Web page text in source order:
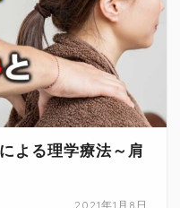
よる理学療法～肩
2021年1月8日